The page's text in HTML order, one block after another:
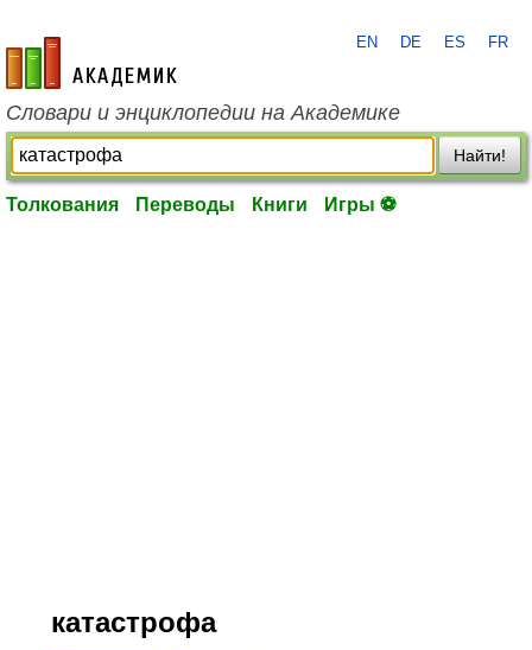
academic.ru
EN DE ES FR
Словари и энциклопедии на Академике
Найти!
Толкования Переводы Книги Игры ⚽
катастрофа